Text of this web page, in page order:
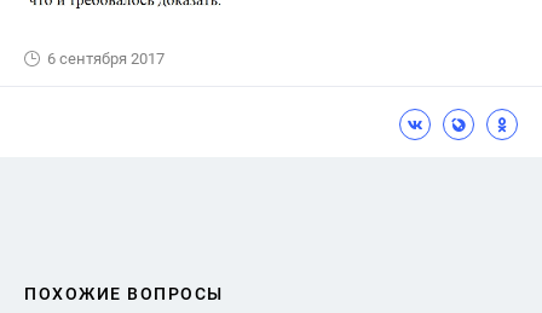
6 сентября 2017
ПОХОЖИЕ ВОПРОСЫ